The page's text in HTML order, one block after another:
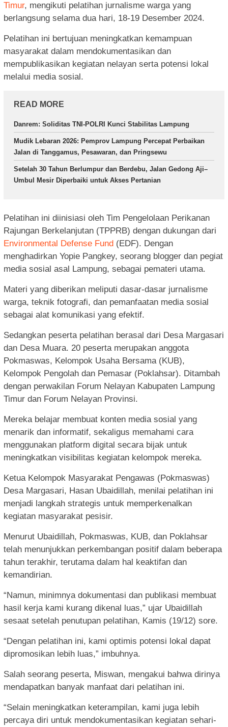
Timur, mengikuti pelatihan jurnalisme warga yang
berlangsung selama dua hari, 18-19 Desember 2024.
Pelatihan ini bertujuan meningkatkan kemampuan
masyarakat dalam mendokumentasikan dan
mempublikasikan kegiatan nelayan serta potensi lokal
melalui media sosial.
READ MORE
Danrem: Soliditas TNI-POLRI Kunci Stabilitas Lampung
Mudik Lebaran 2026: Pemprov Lampung Percepat Perbaikan
Jalan di Tanggamus, Pesawaran, dan Pringsewu
Setelah 30 Tahun Berlumpur dan Berdebu, Jalan Gedong Aji–
Umbul Mesir Diperbaiki untuk Akses Pertanian
Pelatihan ini diinisiasi oleh Tim Pengelolaan Perikanan
Rajungan Berkelanjutan (TPPRB) dengan dukungan dari
Environmental Defense Fund (EDF). Dengan
menghadirkan Yopie Pangkey, seorang blogger dan pegiat
media sosial asal Lampung, sebagai pemateri utama.
Materi yang diberikan meliputi dasar-dasar jurnalisme
warga, teknik fotografi, dan pemanfaatan media sosial
sebagai alat komunikasi yang efektif.
Sedangkan peserta pelatihan berasal dari Desa Margasari
dan Desa Muara. 20 peserta merupakan anggota
Pokmaswas, Kelompok Usaha Bersama (KUB),
Kelompok Pengolah dan Pemasar (Poklahsar). Ditambah
dengan perwakilan Forum Nelayan Kabupaten Lampung
Timur dan Forum Nelayan Provinsi.
Mereka belajar membuat konten media sosial yang
menarik dan informatif, sekaligus memahami cara
menggunakan platform digital secara bijak untuk
meningkatkan visibilitas kegiatan kelompok mereka.
Ketua Kelompok Masyarakat Pengawas (Pokmaswas)
Desa Margasari, Hasan Ubaidillah, menilai pelatihan ini
menjadi langkah strategis untuk memperkenalkan
kegiatan masyarakat pesisir.
Menurut Ubaidillah, Pokmaswas, KUB, dan Poklahsar
telah menunjukkan perkembangan positif dalam beberapa
tahun terakhir, terutama dalam hal keaktifan dan
kemandirian.
“Namun, minimnya dokumentasi dan publikasi membuat
hasil kerja kami kurang dikenal luas,” ujar Ubaidillah
sesaat setelah penutupan pelatihan, Kamis (19/12) sore.
“Dengan pelatihan ini, kami optimis potensi lokal dapat
dipromosikan lebih luas,” imbuhnya.
Salah seorang peserta, Miswan, mengakui bahwa dirinya
mendapatkan banyak manfaat dari pelatihan ini.
“Selain meningkatkan keterampilan, kami juga lebih
percaya diri untuk mendokumentasikan kegiatan sehari-